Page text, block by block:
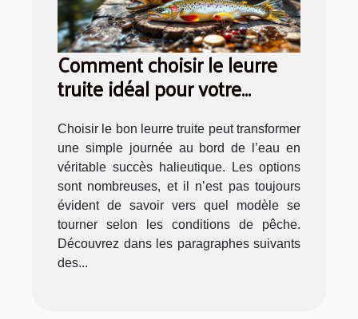
Comment choisir le leurre
truite idéal pour votre
prochaine sortie pêche ?
Choisir le bon leurre truite peut transformer
une simple journée au bord de l’eau en
véritable succès halieutique. Les options
sont nombreuses, et il n’est pas toujours
évident de savoir vers quel modèle se
tourner selon les conditions de pêche.
Découvrez dans les paragraphes suivants
des...